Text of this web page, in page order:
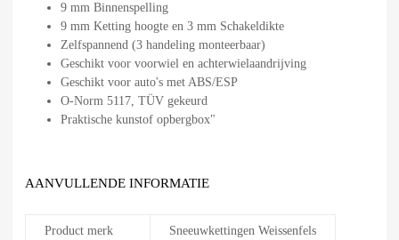
9 mm Binnenspelling
9 mm Ketting hoogte en 3 mm Schakeldikte
Zelfspannend (3 handeling monteerbaar)
Geschikt voor voorwiel en achterwielaandrijving
Geschikt voor auto's met ABS/ESP
O-Norm 5117, TÜV gekeurd
Praktische kunstof opbergbox"
AANVULLENDE INFORMATIE
Product merk Sneeuwkettingen Weissenfels